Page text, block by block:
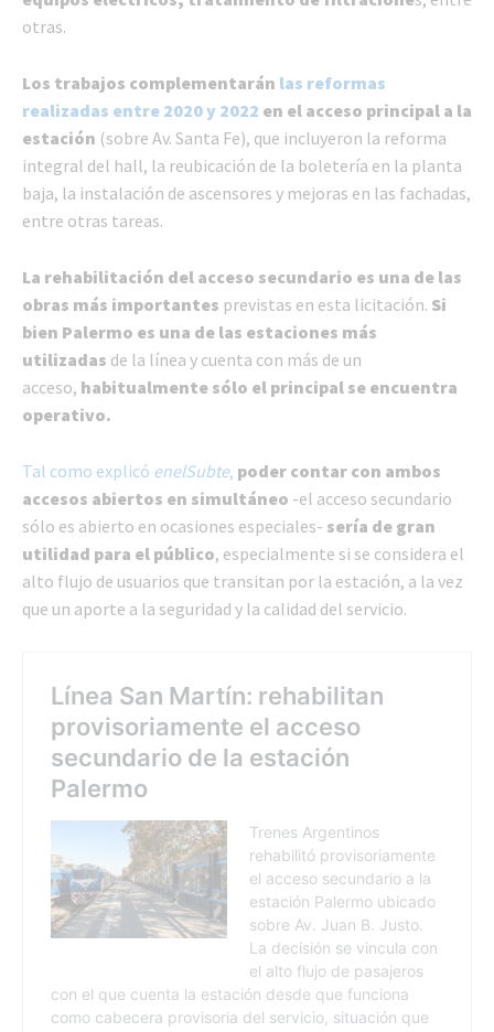
otras.
Los trabajos complementarán las reformas
realizadas entre 2020 y 2022 en el acceso principal a la
estación (sobre Av. Santa Fe), que incluyeron la reforma
integral del hall, la reubicación de la boletería en la planta
baja, la instalación de ascensores y mejoras en las fachadas,
entre otras tareas.
La rehabilitación del acceso secundario es una de las
obras más importantes previstas en esta licitación. Si
bien Palermo es una de las estaciones más
utilizadas de la línea y cuenta con más de un
acceso, habitualmente sólo el principal se encuentra
operativo.
Tal como explicó enelSubte, poder contar con ambos
accesos abiertos en simultáneo -el acceso secundario
sólo es abierto en ocasiones especiales- sería de gran
utilidad para el público, especialmente si se considera el
alto flujo de usuarios que transitan por la estación, a la vez
que un aporte a la seguridad y la calidad del servicio.